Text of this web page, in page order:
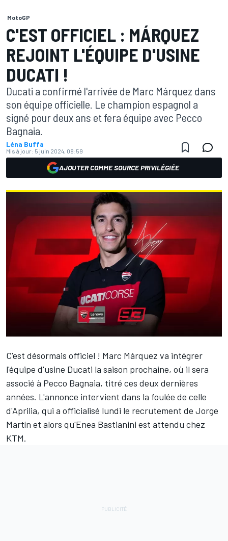
MotoGP
C'EST OFFICIEL : MÁRQUEZ
REJOINT L'ÉQUIPE D'USINE
DUCATI !
Ducati a confirmé l'arrivée de Marc Márquez dans
son équipe officielle. Le champion espagnol a
signé pour deux ans et fera équipe avec Pecco
Bagnaia.
Léna Buffa
Mis à jour: 5 juin 2024, 08:59
AJOUTER COMME SOURCE PRIVILÉGIÉE
C'est désormais officiel ! Marc Márquez va intégrer
l'équipe d'usine Ducati la saison prochaine, où il sera
associé à Pecco Bagnaia, titré ces deux dernières
années. L'annonce intervient dans la foulée de celle
d'Aprilia, qui a officialisé lundi le recrutement de Jorge
Martín et alors qu'Enea Bastianini est attendu chez
KTM.